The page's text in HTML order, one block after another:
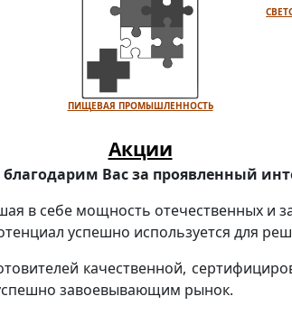
ПИЩЕВАЯ ПРОМЫШЛЕННОСТЬ
Акции
Вас за проявленный
в себе мощность отечественных и
успешно используется для
качественной,
завоевывающим рынок.